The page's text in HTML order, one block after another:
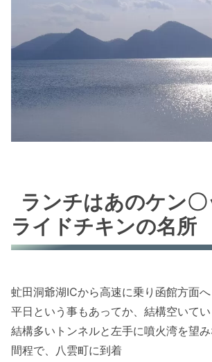
ランチはあのケン
ライドチキンの名所
虻田洞爺湖ICから高速に乗り函館方面へ
平日という事もあってか、結構空いてい
結構多いトンネルと左手に噴火湾を望
間程で、八雲町に到着